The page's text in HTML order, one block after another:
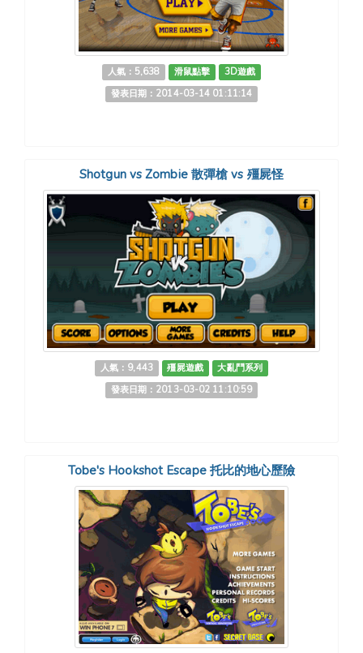
人氣：5,638 滑鼠點擊
3D遊戲
發表日期：2014-03-14 01:11:14
Shotgun vs Zombie 散彈槍 vs 殭屍怪
人氣：9,443 殭屍遊戲
大亂鬥系列
發表日期：2013-03-02 11:10:59
Tobe's Hookshot Escape 托比的地心歷險